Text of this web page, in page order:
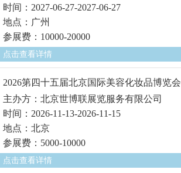
时间：2027-06-27-2027-06-27
地点：广州
参展费：10000-20000
点击查看详情
2026第四十五届北京国际美容化妆品博览会
主办方：北京世博联展览服务有限公司
时间：2026-11-13-2026-11-15
地点：北京
参展费：5000-10000
点击查看详情